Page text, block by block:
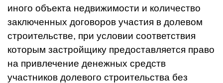
иного объекта недвижимости и количество
заключенных договоров участия в долевом
строительстве, при условии соответствия
которым застройщику предоставляется право
на привлечение денежных средств
участников долевого строительства без